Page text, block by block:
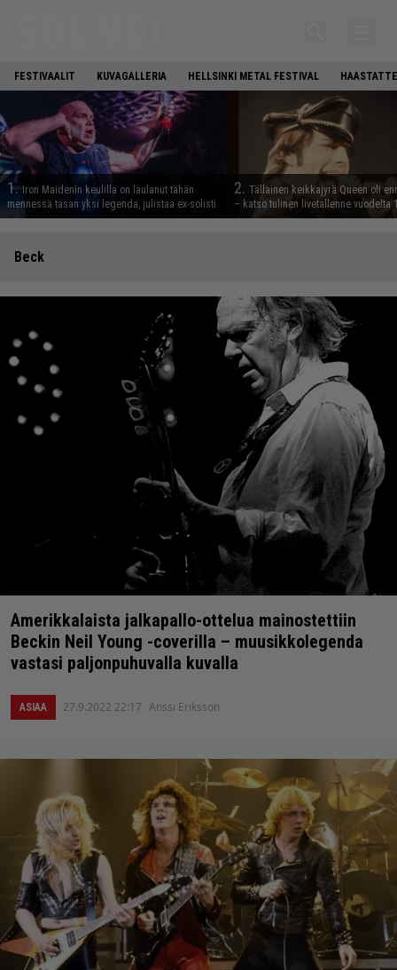
FESTIVAALIT KUVAGALLERIA HELLSINKI METAL FESTIVAL
1. Iron Maidenin keulilla on laulanut tähän
mennessä tasan yksi legenda, julistaa ex-solisti
2. Tällainen keikkajyrä Queen oli
– katso tulinen livetallenne vuodelta
Beck
Amerikkalaista jalkapallo-ottelua mainostettiin
Beckin Neil Young -coverilla – muusikkolegenda
vastasi paljonpuhuvalla kuvalla
ASIAA 27.9.2022 22:17 Anssi Eriksson